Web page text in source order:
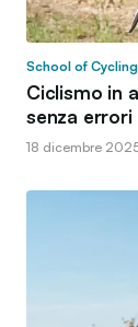
School of Cycling
Ciclismo in
senza errori
18 dicembre